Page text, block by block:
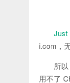
Just
i.com，
所
用不了